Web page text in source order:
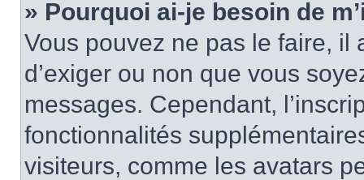
» Pourquoi ai-je besoin de
Vous pouvez ne pas le faire, il
d’exiger ou non que vous
messages. Cependant,
fonctionnalités
visiteurs, comme les avatars